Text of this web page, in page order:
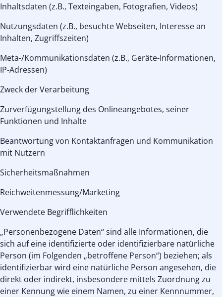
Inhaltsdaten (z.B., Texteingaben, Fotografien, Videos)
Nutzungsdaten (z.B., besuchte Webseiten, Interesse an
Inhalten, Zugriffszeiten)
Meta-/Kommunikationsdaten (z.B., Geräte-Informationen,
IP-Adressen)
Zweck der Verarbeitung
Zurverfügungstellung des Onlineangebotes, seiner
Funktionen und Inhalte
Beantwortung von Kontaktanfragen und Kommunikation
mit Nutzern
Sicherheitsmaßnahmen
Reichweitenmessung/Marketing
Verwendete Begrifflichkeiten
„Personenbezogene Daten“ sind alle Informationen, die
sich auf eine identifizierte oder identifizierbare natürliche
Person (im Folgenden „betroffene Person“) beziehen; als
identifizierbar wird eine natürliche Person angesehen, die
direkt oder indirekt, insbesondere mittels Zuordnung zu
einer Kennung wie einem Namen, zu einer Kennnummer,